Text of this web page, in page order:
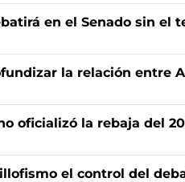
en el Senado sin el
la relación entre
oficializó la rebaja del
el control del